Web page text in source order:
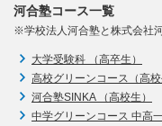
河合塾コース一覧
※学校法人河合塾と株式会社
大学受験科 （高卒生）
高校グリーンコース（高校
河合塾SINKA （高校生）
中学グリーンコース 中高